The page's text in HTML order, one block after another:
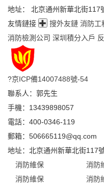
地址： 北京通州新華北街117
友情鏈接
搜外友鏈 消防工
消防檢測公司 深圳積分入戶
?京ICP備14007488號-54
聯系人：郭先生
手機：13439898057
電話：400-0346-119
郵箱：506665119@qq.com
地址：北京通州新華北街117
消防維保
消防
消防維保
消防